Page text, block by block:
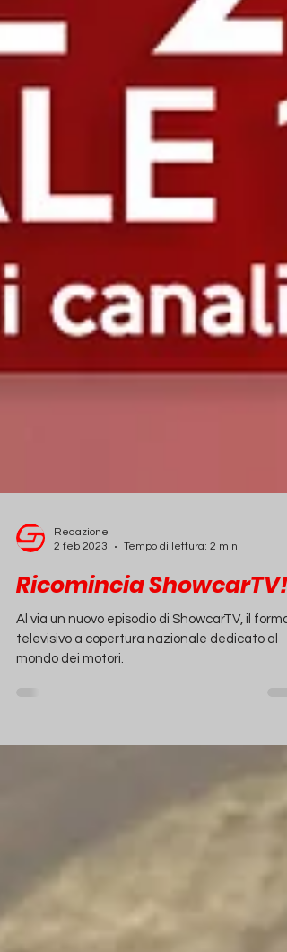
2 feb 2023
Tempo di lettura: 2 min
Ricomincia ShowcarTV!
Al via un nuovo episodio di ShowcarTV, il